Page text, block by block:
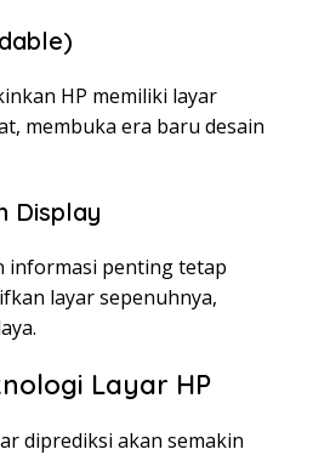
HP memiliki layar
membuka era baru desain
Display
informasi penting tetap
layar sepenuhnya,
Layar HP
diprediksi akan semakin